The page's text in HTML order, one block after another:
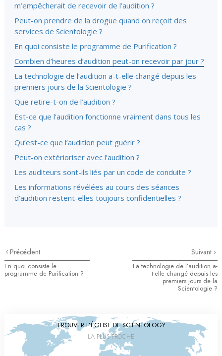
m’empêcherait de recevoir de l’audition ?
Peut-on prendre de la drogue quand on reçoit des
services de Scientologie ?
En quoi consiste le programme de Purification ?
Combien d’heures d’audition peut-on recevoir par jour ?
La technologie de l’audition a-t-elle changé depuis les
premiers jours de la Scientologie ?
Que retire-t-on de l’audition ?
Est-ce que l’audition fonctionne vraiment dans tous les
cas ?
Qu’est-ce que l’audition peut guérir ?
Peut-on extérioriser avec l’audition ?
Les auditeurs sont-ils liés par un code de conduite ?
Les informations révélées au cours des séances
d’audition restent-elles toujours confidentielles ?
Précédent
En quoi consiste le
programme de Purification ?
Suivant
La technologie de l’audition a-
t-elle changé depuis les
premiers jours de la
Scientologie ?
TROUVER L’ÉGLISE DE SCIENTOLOGY
LA PLUS PROCHE